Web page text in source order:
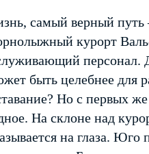
самый верный путь
курорт
персонал.
быть целебнее для
Но с первых
На склоне над
на глаза.